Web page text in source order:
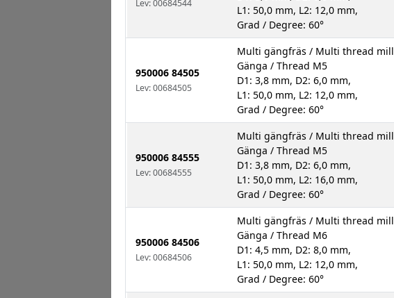
Lev: 00684544
L1: 50,0 mm, L2: 12,0 mm,
Grad / Degree: 60°
950006 84505
Lev: 00684505
Multi gängfräs / Multi thread mill
Gänga / Thread M5
D1: 3,8 mm, D2: 6,0 mm,
L1: 50,0 mm, L2: 12,0 mm,
Grad / Degree: 60°
950006 84555
Lev: 00684555
Multi gängfräs / Multi thread mill
Gänga / Thread M5
D1: 3,8 mm, D2: 6,0 mm,
L1: 50,0 mm, L2: 16,0 mm,
Grad / Degree: 60°
950006 84506
Lev: 00684506
Multi gängfräs / Multi thread mill
Gänga / Thread M6
D1: 4,5 mm, D2: 8,0 mm,
L1: 50,0 mm, L2: 12,0 mm,
Grad / Degree: 60°